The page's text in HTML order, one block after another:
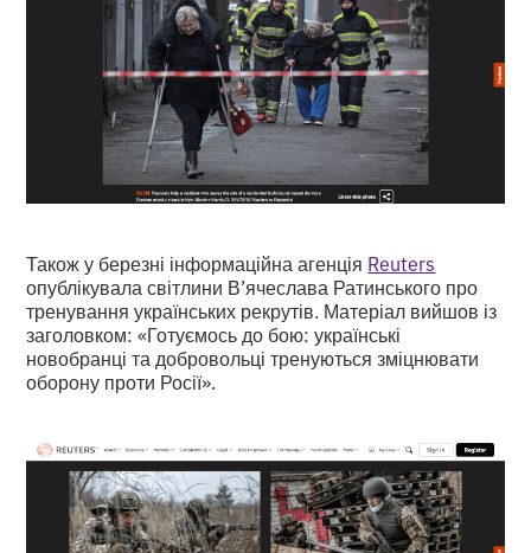
Також у березні інформаційна агенція Reuters
опублікувала світлини В’ячеслава Ратинського про
тренування українських рекрутів. Матеріал вийшов із
заголовком: «Готуємось до бою: українські
новобранці та добровольці тренуються зміцнювати
оборону проти Росії».